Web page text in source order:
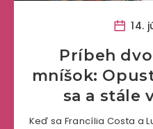
14.
Príbeh
mníšok:
sa a stále
Keď sa Francília Costa a